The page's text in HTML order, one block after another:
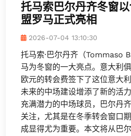
托马索巴尔丹齐冬窗
盟罗马正式亮相
2026-07-04 13:10:30
托马索·巴尔丹齐（Tommaso
马为冬窗的一大亮点。意大利
欧元的转会费签下了这位意大
未来的中场建设增添了新的活
充满潜力的中场球员，巴尔丹
关注，尤其是在冬季转会窗口
成显得尤为重要。本文将从巴